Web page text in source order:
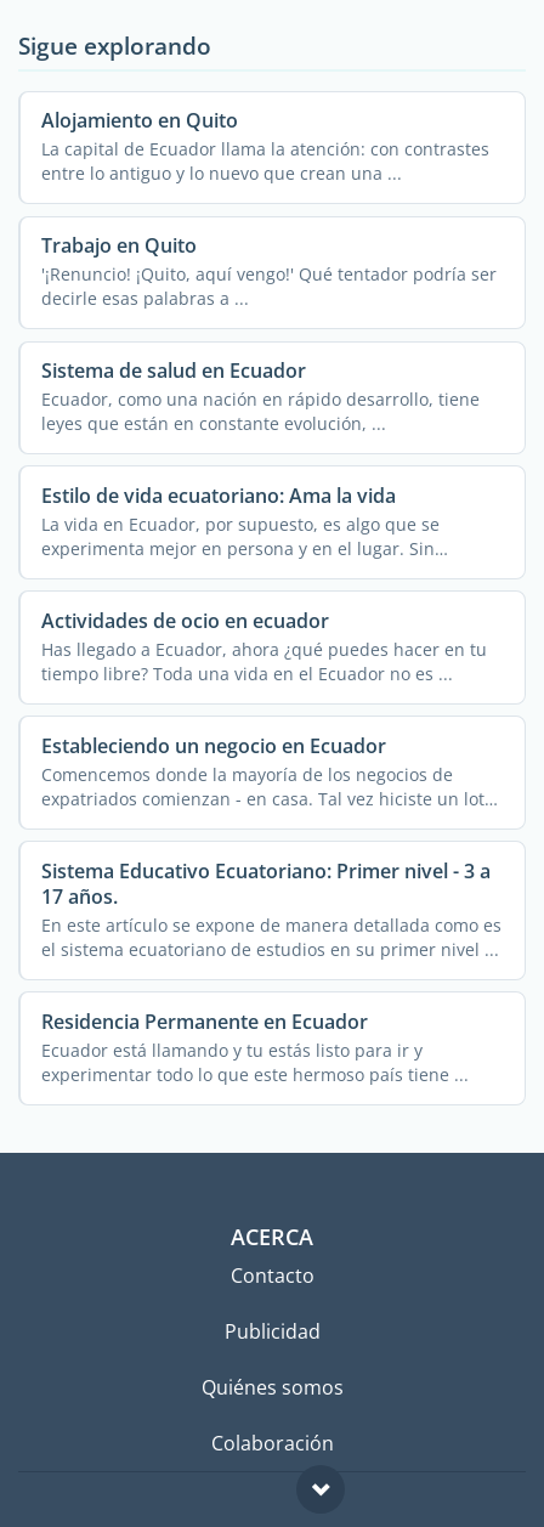
Sigue explorando
Alojamiento en Quito
La capital de Ecuador llama la atención: con contrastes
entre lo antiguo y lo nuevo que crean una ...
Trabajo en Quito
'¡Renuncio! ¡Quito, aquí vengo!' Qué tentador podría ser
decirle esas palabras a ...
Sistema de salud en Ecuador
Ecuador, como una nación en rápido desarrollo, tiene
leyes que están en constante evolución, ...
Estilo de vida ecuatoriano: Ama la vida
La vida en Ecuador, por supuesto, es algo que se
experimenta mejor en persona y en el lugar. Sin
embargo, este ...
Actividades de ocio en ecuador
Has llegado a Ecuador, ahora ¿qué puedes hacer en tu
tiempo libre? Toda una vida en el Ecuador no es ...
Estableciendo un negocio en Ecuador
Comencemos donde la mayoría de los negocios de
expatriados comienzan - en casa. Tal vez hiciste un lote
de ...
Sistema Educativo Ecuatoriano: Primer nivel - 3 a
17 años.
En este artículo se expone de manera detallada como es
el sistema ecuatoriano de estudios en su primer nivel ...
Residencia Permanente en Ecuador
Ecuador está llamando y tu estás listo para ir y
experimentar todo lo que este hermoso país tiene ...
ACERCA
Contacto
Publicidad
Quiénes somos
Colaboración